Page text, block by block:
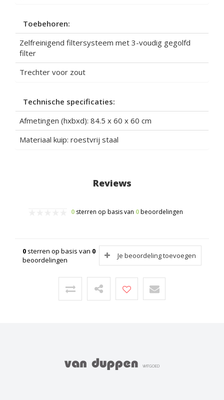
Toebehoren:
Zelfreinigend filtersysteem met 3-voudig gegolfd
filter
Trechter voor zout
Technische specificaties:
Afmetingen (hxbxd): 84.5 x 60 x 60 cm
Materiaal kuip: roestvrij staal
Reviews
0 sterren op basis van 0beoordelingen
0 sterren op basis van 0
beoordelingen
Je beoordeling toevoegen